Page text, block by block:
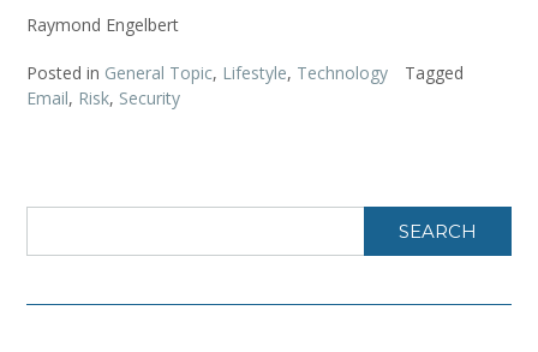
Raymond Engelbert
Posted in General Topic, Lifestyle, Technology
Tagged
Email, Risk, Security
SEARCH